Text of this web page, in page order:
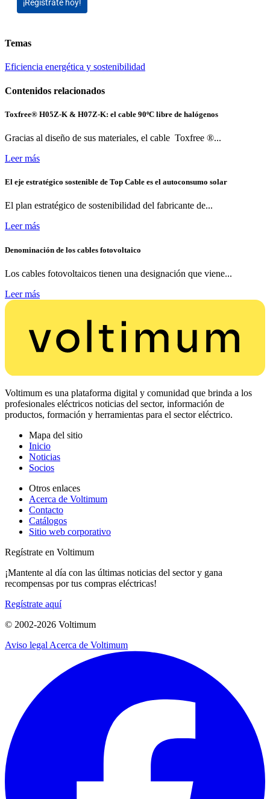
¡Regístrate hoy!
Temas
Eficiencia energética y sostenibilidad
Contenidos relacionados
Toxfree® H05Z-K & H07Z-K: el cable 90ºC libre de halógenos
Gracias al diseño de sus materiales, el cable Toxfree ®...
Leer más
El eje estratégico sostenible de Top Cable es el autoconsumo solar
El plan estratégico de sostenibilidad del fabricante de...
Leer más
Denominación de los cables fotovoltaico
Los cables fotovoltaicos tienen una designación que viene...
Leer más
Voltimum es una plataforma digital y comunidad que brinda a los
profesionales eléctricos noticias del sector, información de
productos, formación y herramientas para el sector eléctrico.
Mapa del sitio
Inicio
Noticias
Socios
Otros enlaces
Acerca de Voltimum
Contacto
Catálogos
Sitio web corporativo
Regístrate en Voltimum
¡Mantente al día con las últimas noticias del sector y gana
recompensas por tus compras eléctricas!
Regístrate aquí
© 2002-2026 Voltimum
Aviso legal Acerca de Voltimum